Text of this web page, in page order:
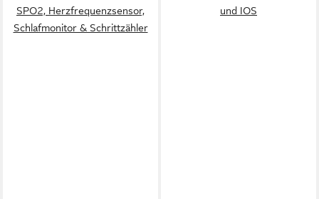
SPO2, Herzfrequenzsensor,
Schlafmonitor & Schrittzähler
und IOS